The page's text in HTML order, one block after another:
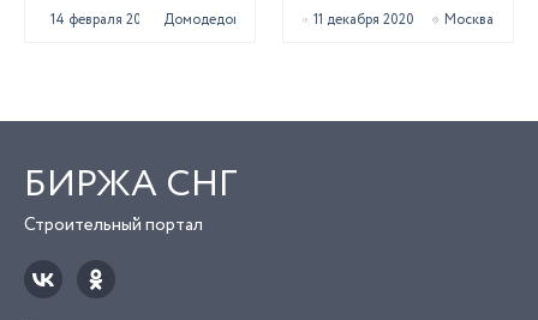
14 февраля 2022 Домодедово 11 декабря 2020 Москва
БИРЖА СНГ
Строительный портал